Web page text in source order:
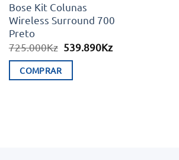
Bose Kit Colunas
Wireless Surround 700
Preto
725.000Kz O
era:
539.890KzO
COMPRAR